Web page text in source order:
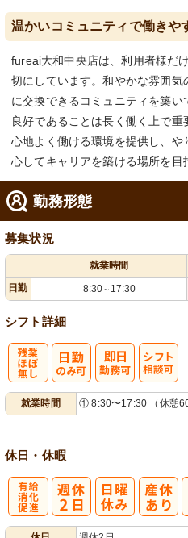
温かいコミュニティで働きや
fureai大和中央店は、利用者様だ
切にしています。和やかな雰囲
に交換できるコミュニティを築
良好であることは長く働く上で
心地よく働ける環境を提供し、
心してキャリアを築ける場所を目
勤務形態
募集状況
就業時間
日勤
8:30～ 17:30
シフト詳細
就業時間 ① 8:30〜17:30 （休憩60
休日・休暇